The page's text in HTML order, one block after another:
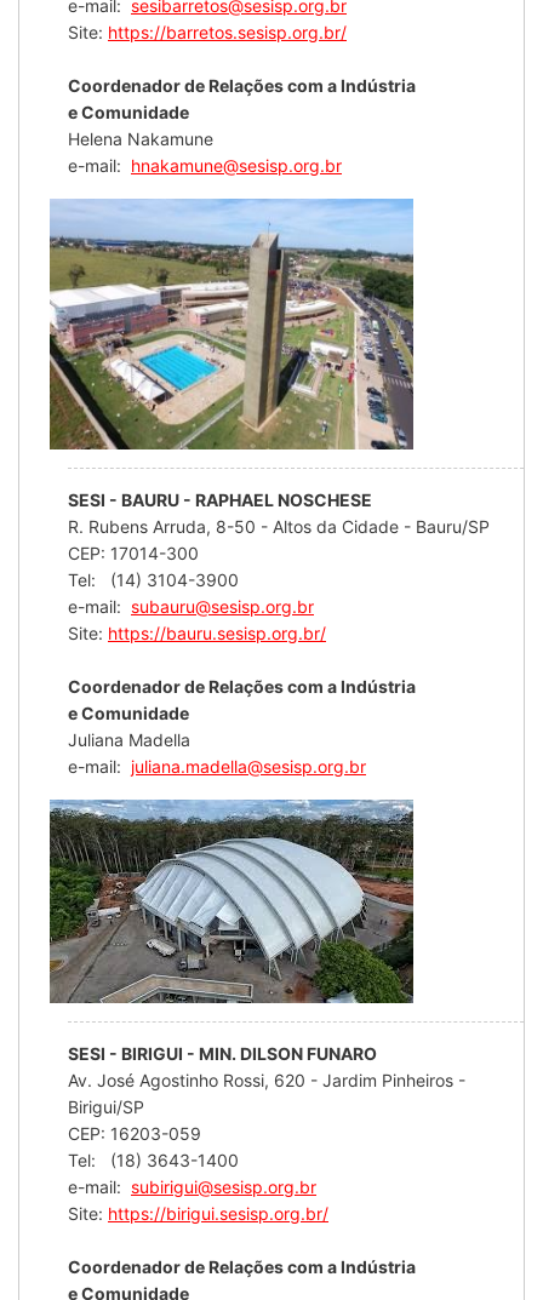
e-mail: sesibarretos@sesisp.org.br
Site: https://barretos.sesisp.org.br/
Coordenador de Relações com a Indústria
e Comunidade
Helena Nakamune
e-mail: hnakamune@sesisp.org.br
SESI - BAURU - RAPHAEL NOSCHESE
R. Rubens Arruda, 8-50 - Altos da Cidade - Bauru/SP
CEP: 17014-300
Tel: (14) 3104-3900
e-mail: subauru@sesisp.org.br
Site: https://bauru.sesisp.org.br/
Coordenador de Relações com a Indústria
e Comunidade
Juliana Madella
e-mail: juliana.madella@sesisp.org.br
SESI - BIRIGUI - MIN. DILSON FUNARO
Av. José Agostinho Rossi, 620 - Jardim Pinheiros -
Birigui/SP
CEP: 16203-059
Tel: (18) 3643-1400
e-mail: subirigui@sesisp.org.br
Site: https://birigui.sesisp.org.br/
Coordenador de Relações com a Indústria
e Comunidade